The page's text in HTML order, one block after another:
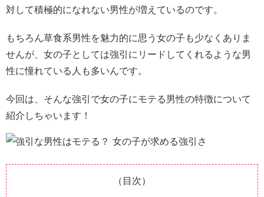
対して積極的になれない男性が増えているのです。
もちろん草食系男性を魅力的に思う女の子も少なくありま
せんが、女の子としては強引にリードしてくれるような男
性に憧れている人も多いんです。
今回は、そんな強引で女の子にモテる男性の特徴について
紹介しちゃいます！
（目次）